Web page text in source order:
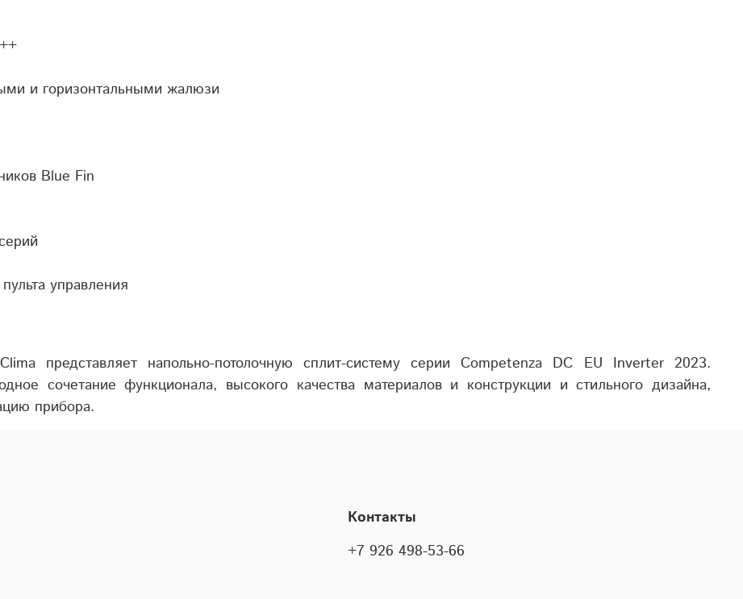
и горизонтальными жалюзи
Blue Fin
управления
представляет напольно-потолочную сплит-систему серии Competenza DC EU Inverter 2023.
сочетание функционала, высокого качества материалов и конструкции и стильного дизайна,
прибора.
Контакты
+7 926 498-53-66